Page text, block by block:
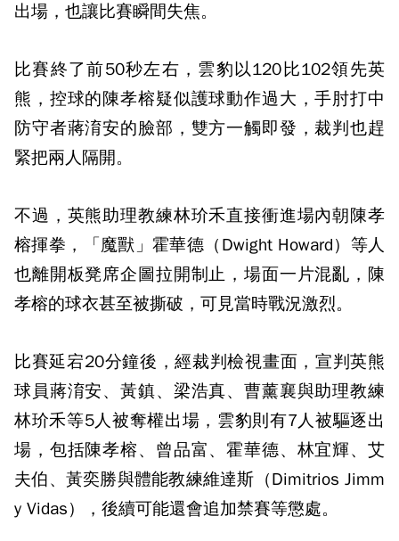
出場，也讓比賽瞬間失焦。
比賽終了前50秒左右，雲豹以120比102領先英
熊，控球的陳孝榕疑似護球動作過大，手肘打中
防守者蔣淯安的臉部，雙方一觸即發，裁判也趕
緊把兩人隔開。
不過，英熊助理教練林玠禾直接衝進場內朝陳孝
榕揮拳，「魔獸」霍華德（Dwight Howard）等人
也離開板凳席企圖拉開制止，場面一片混亂，陳
孝榕的球衣甚至被撕破，可見當時戰況激烈。
比賽延宕20分鐘後，經裁判檢視畫面，宣判英熊
球員蔣淯安、黃鎮、梁浩真、曹薰襄與助理教練
林玠禾等5人被奪權出場，雲豹則有7人被驅逐出
場，包括陳孝榕、曾品富、霍華德、林宜輝、艾
夫伯、黃奕勝與體能教練維達斯（Dimitrios Jimm
y Vidas），後續可能還會追加禁賽等懲處。